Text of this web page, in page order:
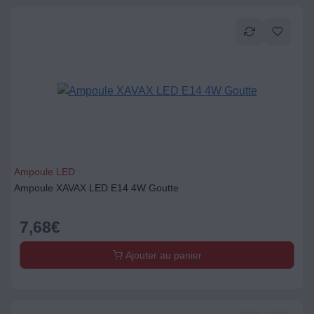
Ampoule LED
Ampoule XAVAX LED E14 4W Goutte
7,68€
Ajouter au panier